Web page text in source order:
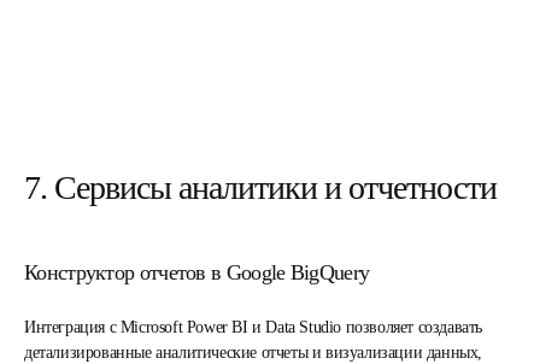
7. Сервисы аналитики и отчетности
Конструктор отчетов в Google BigQuery
Интеграция с Microsoft Power BI и Data Studio позволяет создавать
детализированные аналитические отчеты и визуализации данных,